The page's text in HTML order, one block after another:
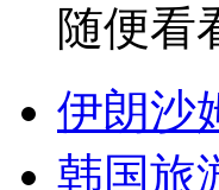
随便看
伊朗沙
韩国旅